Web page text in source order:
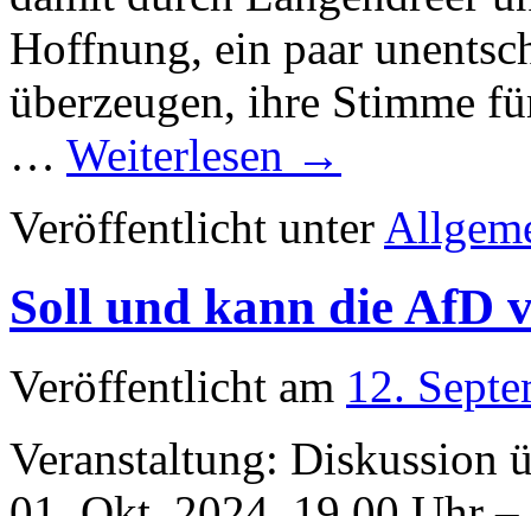
Veröffentlicht unter
Soll und kann die AfD
Veröffentlicht am
12.
Veranstaltung:
01. Okt. 2024, 19.00 Uhr
108 Trotz aller
AfD in Sachsen und
Die Landtagswahlen